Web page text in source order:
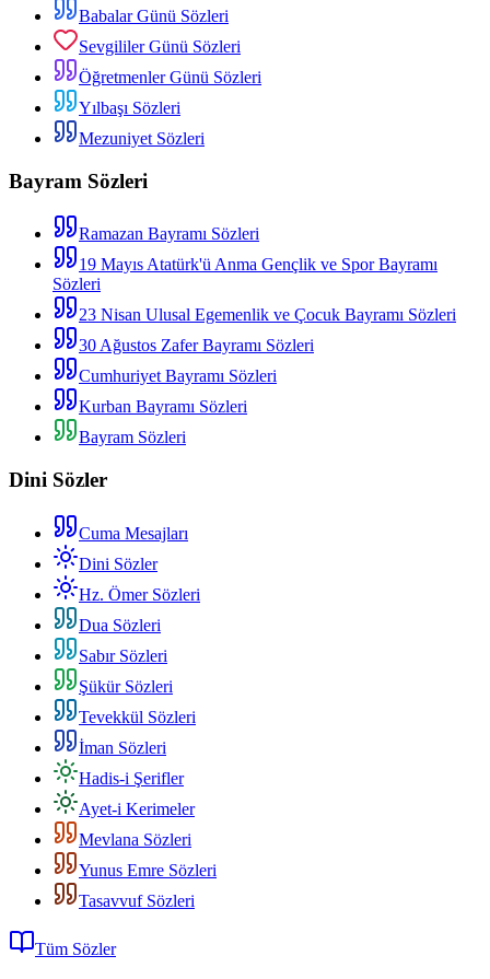
Babalar Günü Sözleri
Sevgililer Günü Sözleri
Öğretmenler Günü Sözleri
Yılbaşı Sözleri
Mezuniyet Sözleri
Bayram Sözleri
Ramazan Bayramı Sözleri
19 Mayıs Atatürk'ü Anma Gençlik ve Spor Bayramı
Sözleri
23 Nisan Ulusal Egemenlik ve Çocuk Bayramı Sözleri
30 Ağustos Zafer Bayramı Sözleri
Cumhuriyet Bayramı Sözleri
Kurban Bayramı Sözleri
Bayram Sözleri
Dini Sözler
Cuma Mesajları
Dini Sözler
Hz. Ömer Sözleri
Dua Sözleri
Sabır Sözleri
Şükür Sözleri
Tevekkül Sözleri
İman Sözleri
Hadis-i Şerifler
Ayet-i Kerimeler
Mevlana Sözleri
Yunus Emre Sözleri
Tasavvuf Sözleri
Tüm Sözler